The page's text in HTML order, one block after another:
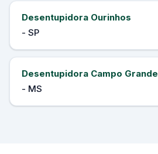
Desentupidora Ourinhos
- SP
Desentupidora Campo Grande
- MS